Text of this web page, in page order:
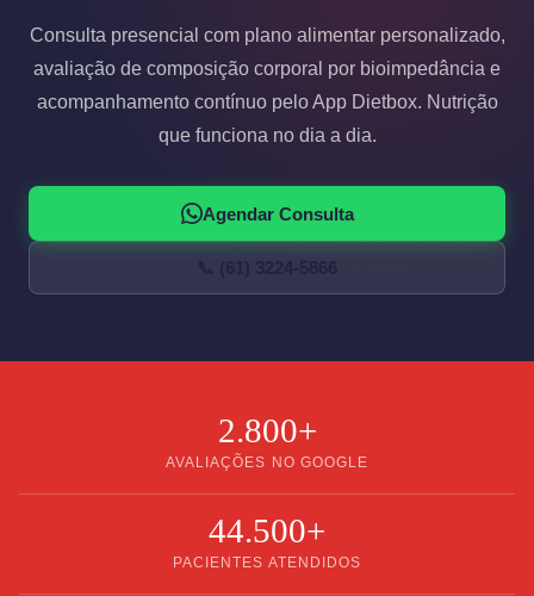
Consulta presencial com plano alimentar personalizado,
avaliação de composição corporal por bioimpedância e
acompanhamento contínuo pelo App Dietbox. Nutrição
que funciona no dia a dia.
Agendar Consulta
2.800+
AVALIAÇÕES NO GOOGLE
44.500+
PACIENTES ATENDIDOS